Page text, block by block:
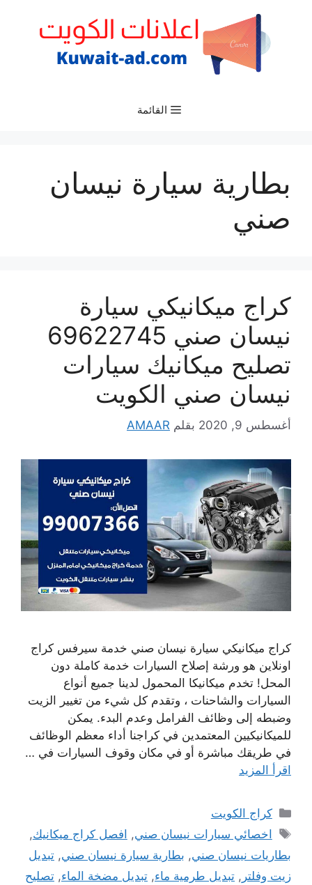
القائمة
بطارية سيارة نيسان
صني
كراج ميكانيكي سيارة
نيسان صني 69622745
تصليح ميكانيك سيارات
نيسان صني الكويت
أغسطس 9, 2020 بقلم AMAAR
كراج ميكانيكي سيارة نيسان صني خدمة سيرفس كراج
اونلاين هو ورشة إصلاح السيارات خدمة كاملة دون
المحل! تخدم ميكانيكا المحمول لدينا جميع أنواع
السيارات والشاحنات ، وتقدم كل شيء من تغيير الزيت
وضبطه إلى وظائف الفرامل وعدم البدء. يمكن
للميكانيكيين المعتمدين في كراجنا أداء معظم الوظائف
في طريقك مباشرة أو في مكان وقوف السيارات في …
اقرأ المزيد
التصنيفات
كراج الكويت
الوسوم
اخصائي سيارات نيسان صني, افصل كراج ميكانيك,
بطاريات نيسان صني, بطارية سيارة نيسان صني, تبديل
زيت وفلتر , تبديل طرمية ماء, تبديل مضخة الماء, تصليح